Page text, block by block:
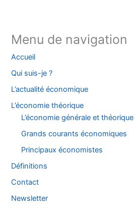
Menu de navigation
Accueil
Qui suis-je ?
L’actualité économique
L’économie théorique
L’économie générale et théorique
Grands courants économiques
Principaux économistes
Définitions
Contact
Newsletter